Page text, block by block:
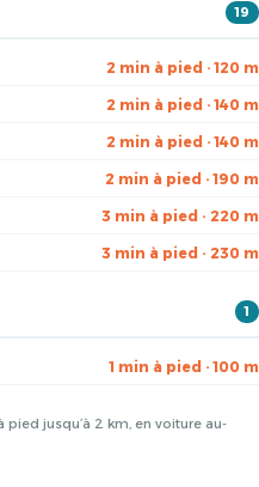
19
2 min à pied · 120 m
2 min à pied · 140 m
2 min à pied · 140 m
2 min à pied · 190 m
3 min à pied · 220 m
3 min à pied · 230 m
1
1 min à pied · 100 m
jusqu’à 2 km, en voiture au-